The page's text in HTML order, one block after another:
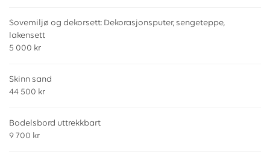
Sovemiljø og dekorsett: Dekorasjonsputer, sengeteppe,
lakensett
5 000 kr
Skinn sand
44 500 kr
Bodelsbord uttrekkbart
9 700 kr